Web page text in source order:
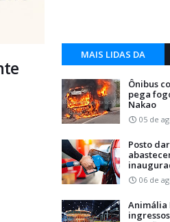
MAIS LIDAS DA
SEMANA
Ônibus
pega
Nakao
05 de
Posto
06 de
Animália